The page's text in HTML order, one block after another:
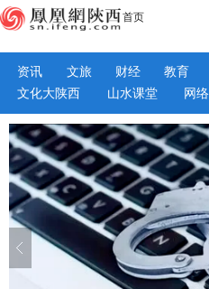
首页
资讯 文旅 财经 教育
文化大陕西
山水课堂 网